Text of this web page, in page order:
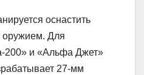
оснастить
Для
200» и «Альфа Джет»
27-мм